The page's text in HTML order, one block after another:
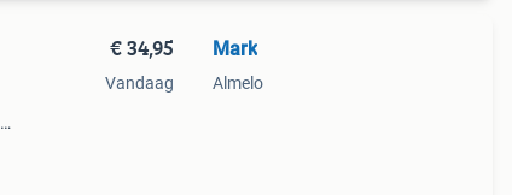
€ 34,95
Vandaag
Mark
Almelo